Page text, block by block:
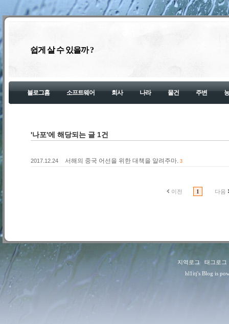
쉽게 살 수 있을까 ?
블로그홈 소프트웨어 회사 나라 물건 주변
'나포'에 해당되는 글 1건
2017.12.24 서해의 중국 어선을 위한 대책을 알려주마. 3
이전 1 다음
지역로그: 태그로그
hl1itj's Blog is